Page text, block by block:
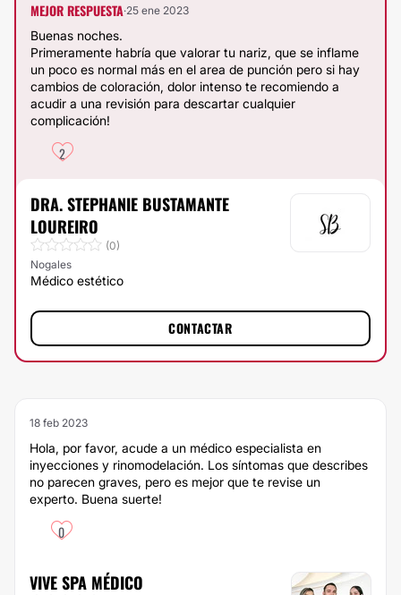
MEJOR RESPUESTA·25 ene 2023
Buenas noches.
Primeramente habría que valorar tu nariz, que se inflame
un poco es normal más en el area de punción pero si hay
cambios de coloración, dolor intenso te recomiendo a
acudir a una revisión para descartar cualquier
complicación!
2
DRA. STEPHANIE BUSTAMANTE
LOUREIRO
(0)
Nogales
Médico estético
CONTACTAR
18 feb 2023
Hola, por favor, acude a un médico especialista en
inyecciones y rinomodelación. Los síntomas que describes
no parecen graves, pero es mejor que te revise un
experto. Buena suerte!
0
VIVE SPA MÉDICO